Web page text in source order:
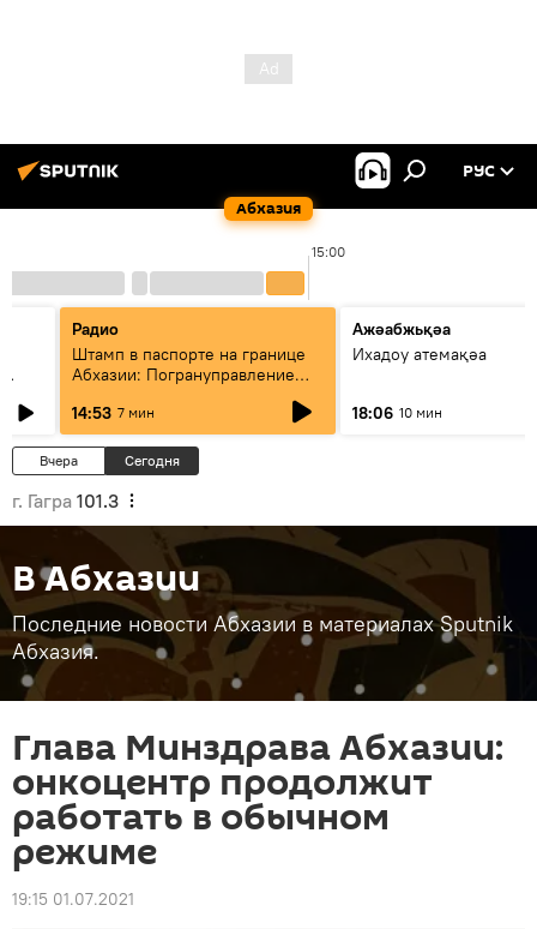
Абхазия
РУС
15:00
Радио
Штамп в паспорте на границе
Абхазии: Погрануправление
СГБ разъяснило правила для
туристов
14:53 7 мин
Ажәабжьқәа
Ихадоу атемақәа
18:06 10 мин
Вчера Сегодня
г. Гагра 101.3
В Абхазии
Последние новости Абхазии в материалах Sputnik
Абхазия.
Глава Минздрава Абхазии:
онкоцентр продолжит
работать в обычном
режиме
19:15 01.07.2021